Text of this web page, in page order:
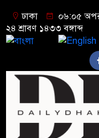
ঢাকা
০৬:০৫
২৪ শ্রাবণ ১৪৩৩ বঙ্গাব্দ